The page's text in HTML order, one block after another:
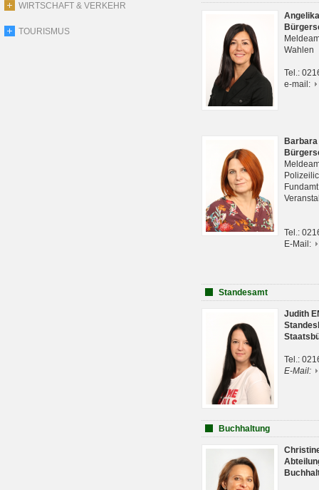
WIRTSCHAFT & VERKEHR
TOURISMUS
Wahlen
Tel.:
e-mail:
Tel.:
E-Mail:
Standesamt
Judith
Tel.:
E-Mail:
Buchhaltung